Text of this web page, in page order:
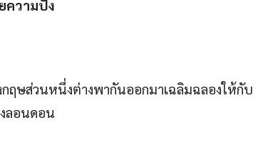
ความปัง
ฤษส่วนหนึ่งต่างพากันออกมาเฉลิมฉลองให้กับ
ลอนดอน